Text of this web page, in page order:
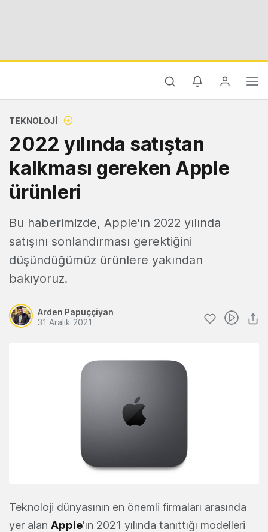
TEKNOLOJI
2022 yılında satıştan
kalkması gereken Apple
ürünleri
Bu haberimizde, Apple'ın 2022 yılında
satışını sonlandırması gerektiğini
düşündüğümüz ürünlere yakından
bakıyoruz.
Arden Papuççiyan
31 Aralık 2021
Teknoloji dünyasının en önemli firmaları arasında
yer alan Apple'ın 2021 yılında tanıttığı modelleri